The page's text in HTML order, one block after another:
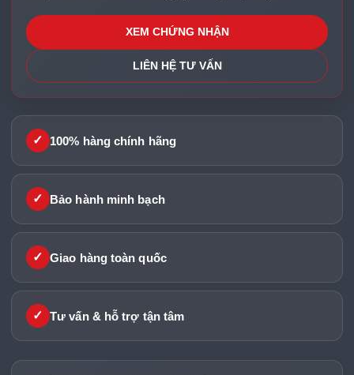
XEM CHỨNG NHẬN
LIÊN HỆ TƯ VẤN
✓ 100% hàng chính hãng
✓ Bảo hành minh bạch
✓ Giao hàng toàn quốc
✓ Tư vấn & hỗ trợ tận tâm